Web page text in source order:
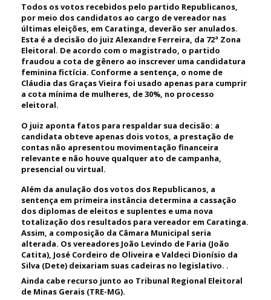
Todos os votos recebidos pelo partido Republicanos,
por meio dos candidatos ao cargo de vereador nas
últimas eleições, em Caratinga, deverão ser anulados.
Esta é a decisão do juiz Alexandre Ferreira, da 72ª Zona
Eleitoral. De acordo com o magistrado, o partido
fraudou a cota de gênero ao inscrever uma candidatura
feminina fictícia. Conforme a sentença, o nome de
Cláudia das Graças Vieira foi usado apenas para cumprir
a cota mínima de mulheres, de 30%, no processo
eleitoral.
O juiz aponta fatos para respaldar sua decisão: a
candidata obteve apenas dois votos, a prestação de
contas não apresentou movimentação financeira
relevante e não houve qualquer ato de campanha,
presencial ou virtual.
Além da anulação dos votos dos Republicanos, a
sentença em primeira instância determina a cassação
dos diplomas de eleitos e suplentes e uma nova
totalização dos resultados para vereador em Caratinga.
Assim, a composição da Câmara Municipal seria
alterada. Os vereadores João Levindo de Faria (João
Catita), José Cordeiro de Oliveira e Valdeci Dionísio da
Silva (Dete) deixariam suas cadeiras no legislativo. .
Ainda cabe recurso junto ao Tribunal Regional Eleitoral
de Minas Gerais (TRE-MG).